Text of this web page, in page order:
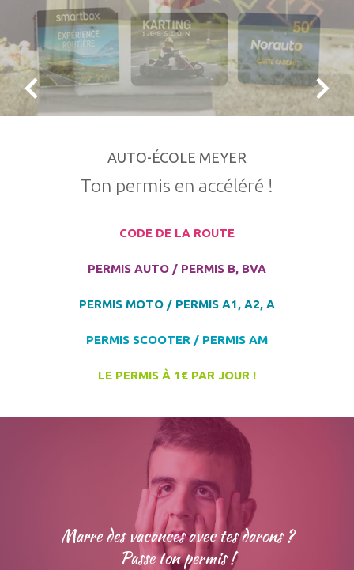
AUTO-ÉCOLE MEYER
Ton permis en accéléré !
CODE DE LA ROUTE
PERMIS AUTO / PERMIS B, BVA
PERMIS MOTO / PERMIS A1, A2, A
PERMIS SCOOTER / PERMIS AM
LE PERMIS À 1€ PAR JOUR !
Marre des vacances avec tes darons ?
Passe ton permis !